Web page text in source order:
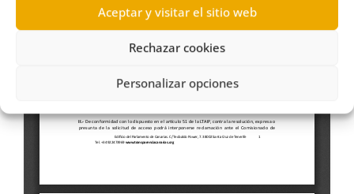
Aceptar y visitar el sitio web
Rechazar cookies
Personalizar opciones